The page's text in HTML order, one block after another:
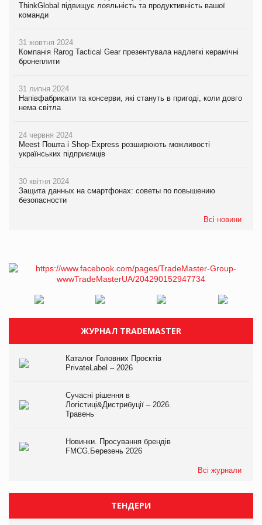
ThinkGlobal підвищує лояльність та продуктивність вашої
команди
31 жовтня 2024
Компанія Rarog Tactical Gear презентувала надлегкі керамічні
бронеплити
31 липня 2024
Напівфабрикати та консерви, які стануть в пригоді, коли довго
нема світла
24 червня 2024
Meest Пошта і Shop-Express розширюють можливості
українських підприємців
30 квітня 2024
Защита данных на смартфонах: советы по повышению
безопасности
Всі новини
ЖУРНАЛ TRADEMASTER
Каталог Головних Проєктів
PrivateLabel – 2026
Сучасні рішення в
Логістиці&Дистрибуції – 2026.
Травень
Новинки. Просування брендів
FMCG.Березень 2026
Всі журнали
ТЕНДЕРИ